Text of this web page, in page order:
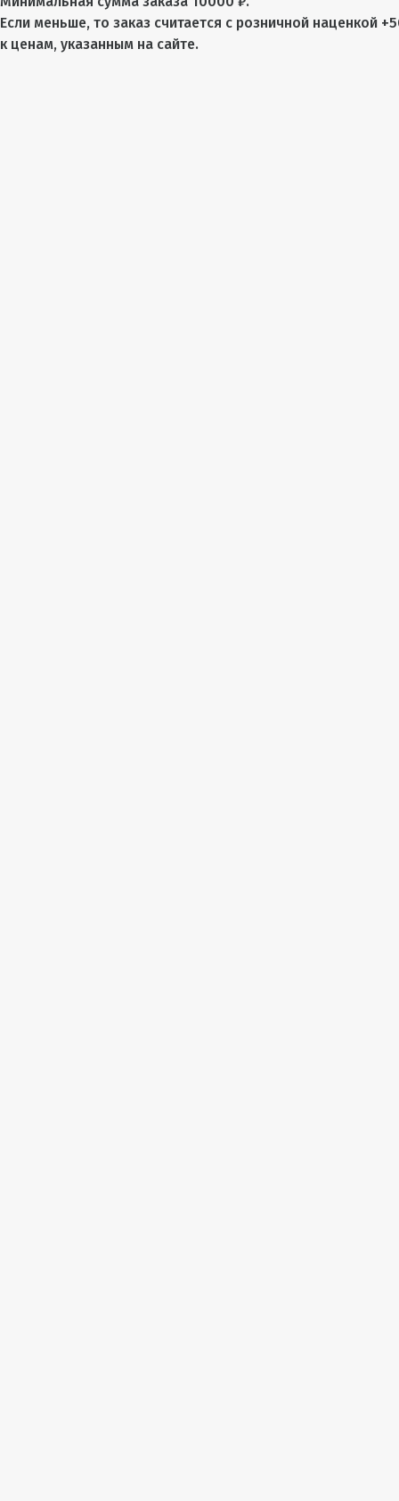
Если меньше, то заказ считается с розничной наценкой
к ценам, указанным на сайте.